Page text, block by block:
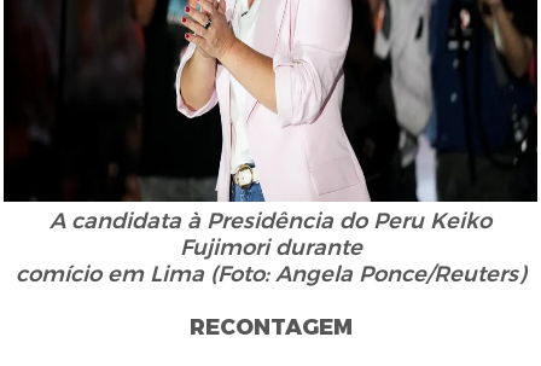
A candidata à Presidência do Peru Keiko
Fujimori durante
comício em Lima (Foto: Angela Ponce/Reuters)
RECONTAGEM